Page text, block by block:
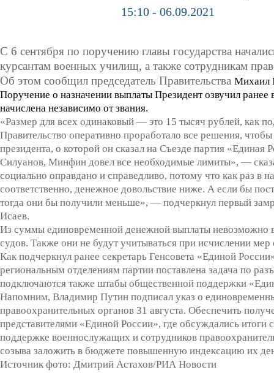
15:10 - 06.09.2021
С 6 сентября по поручению главы государства
курсантам военных училищ, а также сотрудникам
Об этом сообщил председатель Правительства Михаил
Поручение о назначении выплаты Президент озвучил
начислена независимо от звания.
«Размер для всех одинаковый — это 15 тысяч рублей, как
Правительство оперативно проработало все решения,
президента, о которой он сказал на Съезде партия
Силуанов, Минфин довел все необходимые лимиты», —
социально оправдано и справедливо, потому что как раз в
соответственно, денежное довольствие ниже. А если бы
тогда они бы получили меньше», — подчеркнул первый
Исаев.
Из суммы единовременной денежной выплаты невозможно
судов. Также они не будут учитываться при исчислении
Как подчеркнул ранее секретарь Генсовета «Единой
региональным отделениям партии поставлена задача по
подключаются также штабы общественной поддержки
Напомним, Владимир Путин подписал указ о
правоохранительных органов 31 августа. Обеспечить
представителями «Единой России», где обсуждались
поддержке военнослужащих и сотрудников
созыва заложить в бюджете повышенную индексацию их
Источник фото: Дмитрий Астахов/РИА Новости